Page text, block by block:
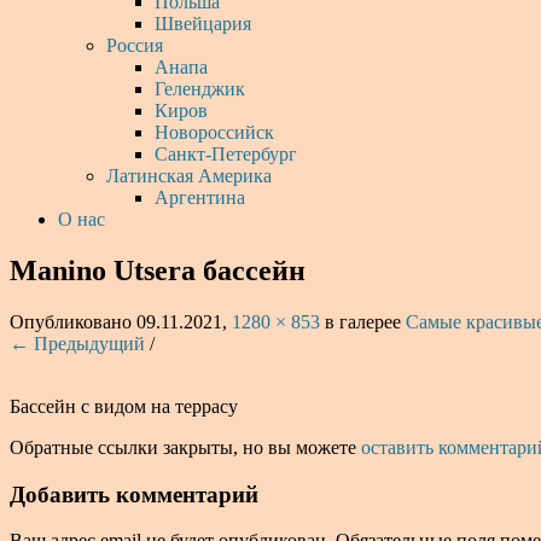
Швейцария
Россия
Анапа
Геленджик
Киров
Новороссийск
Санкт-Петербург
Латинская Америка
Аргентина
О нас
Manino Utsera бассейн
Опубликовано 09.11.2021 , 1280 × 853 в галерее Самые
← Предыдущий /
Бассейн с видом на террасу
Обратные ссылки закрыты, но вы можете оставить
Добавить комментарий